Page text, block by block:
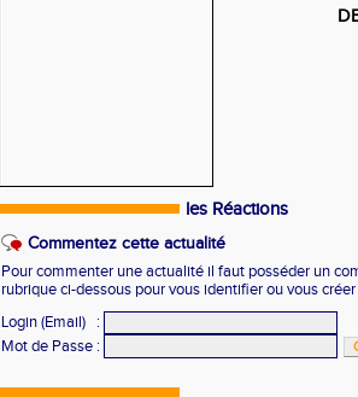
les Réactions
Commentez cette actualité
Pour commenter une actualité il faut posséder un
rubrique ci-dessous pour vous identifier ou vous
Login (Email)
:
Mot de Passe :